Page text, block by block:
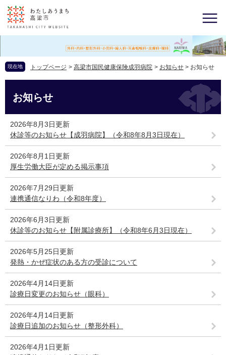
現在地 トップページ > 高梁市国民健康保険成羽病院 > お知らせ > お知らせ
お知らせ
2026年8月3日更新
休診等のお知らせ【成羽病院】（令和8年8月3日現在）
2026年8月1日更新
厚生労働大臣が定める掲示事項
2026年7月29日更新
連携通信なりわ（令和8年度）
2026年6月3日更新
休診等のお知らせ【附属診療所】（令和8年6月3日現在）
2026年5月25日更新
発熱・かぜ症状のある方の受診について
2026年4月14日更新
診療日変更のお知らせ（眼科）
2026年4月14日更新
診療日追加のお知らせ（整形外科）
2026年4月1日更新